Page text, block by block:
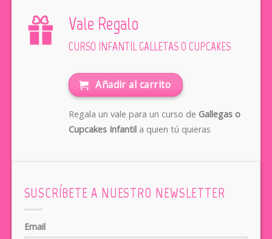
Vale Regalo
CURSO INFANTIL GALLETAS O CUPCAKES
Añadir al carrito
Regala un vale para un curso de Gallegas o
Cupcakes Infantila quien tú quieras
SUSCRÍBETE A NUESTRO NEWSLETTER
Email